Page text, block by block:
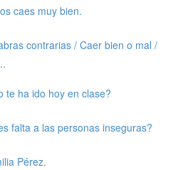
caes muy bien.
contrarias / Caer bien o mal /
te ha ido hoy en clase?
falta a las personas inseguras?
Pérez.